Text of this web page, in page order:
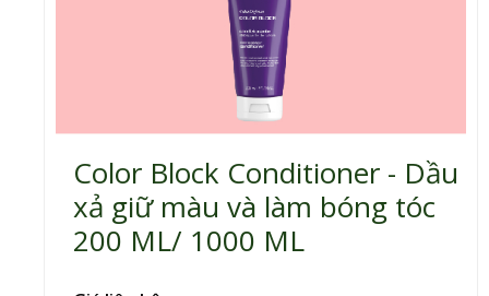
Color Block Conditioner - Dầu
xả giữ màu và làm bóng tóc
200 ML/ 1000 ML